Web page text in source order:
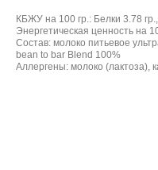
КБЖУ на 100 гр.: Белки 3.78
Энергетическая ценность на
Состав: молоко питьевое
bean to bar Blend 100%
Аллергены: молоко (лактоза),